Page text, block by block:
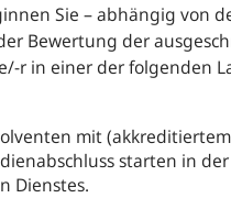
Sie – abhängig von
Bewertung der
r in einer der folgenden
mit
starten in
Dienstes.